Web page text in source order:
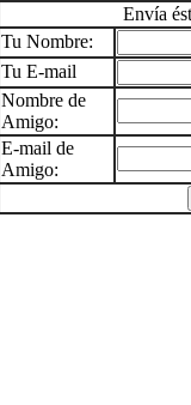
Envía
Tu Nombre:
Tu E-mail
Nombre de
Amigo:
E-mail de
Amigo: